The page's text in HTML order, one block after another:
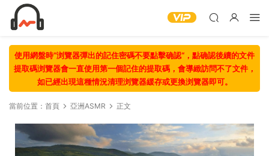
使用網盤時“浏覽器彈出的記住密碼不要點擊确認“，點确認後續的文件
提取碼浏覽器會一直使用第一個記住的提取碼，會導緻訪問不了文件，
如已經出現這種情況清理浏覽器緩存或更換浏覽器即可。
當前位置： 首頁 亞洲ASMR 正文